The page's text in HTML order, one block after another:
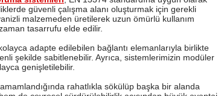
güvenli çalışma alanı oluşturmak için gerekli
malzemeden üretilerek uzun ömürlü kullanım
tasarrufu elde edilir.
adapte edilebilen bağlantı elemanlarıyla birlikte
şekilde sabitlenebilir. Ayrıca, sistemlerimizin modüler
genişletilebilir.
rahatlıkla sökülüp başka bir alanda